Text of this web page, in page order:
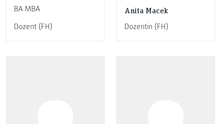
BA MBA
Dozent (FH)
Anita Macek
Dozentin (FH)